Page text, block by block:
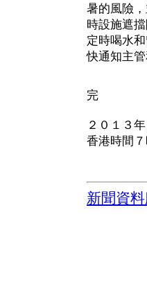
暑的風險
時設施遮
定時喝水
快通知主管
完
２０１３
香港時間
新聞資